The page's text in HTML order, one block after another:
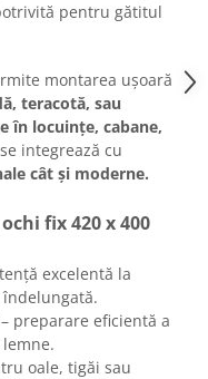
pentru gătitul
montarea ușoară
teracotă, sau
în locuințe, cabane,
integrează cu
cât și moderne.
fix 420 x 400
excelentă la
– preparare eficientă a
oale, tigăi sau